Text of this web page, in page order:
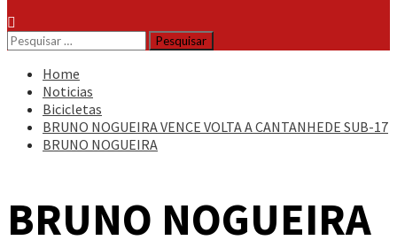
Pesquisar
por:
Home
Noticias
Bicicletas
BRUNO NOGUEIRA VENCE VOLTA A CANTANHEDE SUB-17
BRUNO NOGUEIRA
BRUNO NOGUEIRA